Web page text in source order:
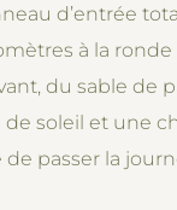
d’entrée
à la
du sable de
soleil et une
passer la